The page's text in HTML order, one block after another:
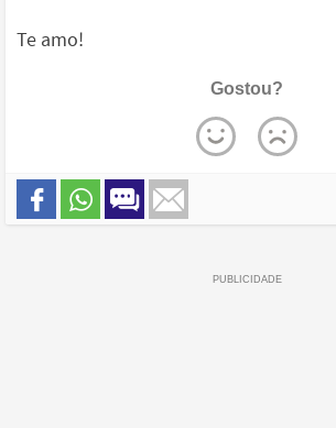
Te amo!
Gostou?